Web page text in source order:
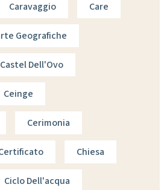
Caravaggio Care
Geografiche
Castel Dell'Ovo
Ceinge
Cerimonia
Chiesa
Ciclo Dell'acqua